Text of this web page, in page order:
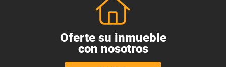
Oferte su inmueble
con nosotros